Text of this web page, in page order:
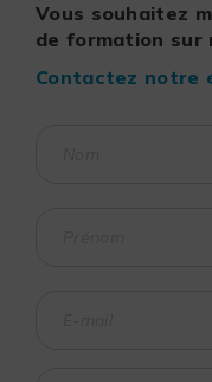
Vous souhaitez
de formation sur
Contactez notre